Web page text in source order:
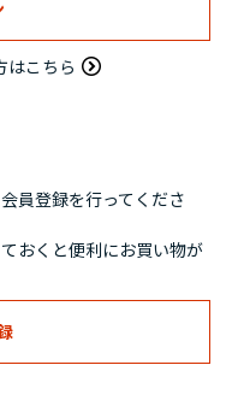
はこちら
員登録を行ってくださ
おくと便利にお買い物が